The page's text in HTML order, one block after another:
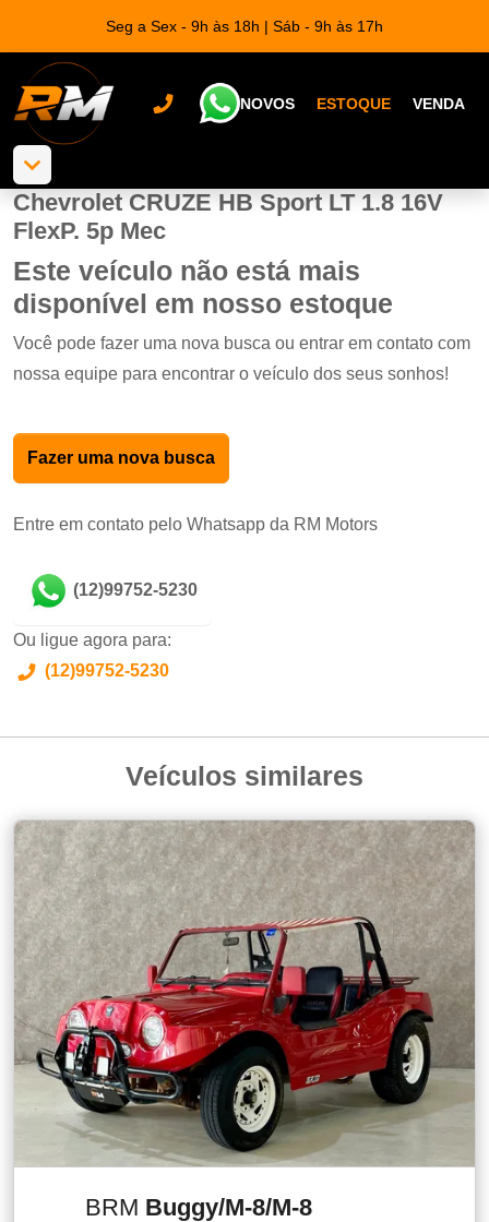
Seg a Sex - 9h às 18h | Sáb - 9h às 17h
NOVOS ESTOQUE VENDA
Chevrolet CRUZE HB Sport LT 1.8 16V
FlexP. 5p Mec
Este veículo não está mais
disponível em nosso estoque
Você pode fazer uma nova busca ou entrar em contato com
nossa equipe para encontrar o veículo dos seus sonhos!
Fazer uma nova busca
Entre em contato pelo Whatsapp da RM Motors
(12)99752-5230
Ou ligue agora para:
(12)99752-5230
Veículos similares
BRM Buggy/M-8/M-8